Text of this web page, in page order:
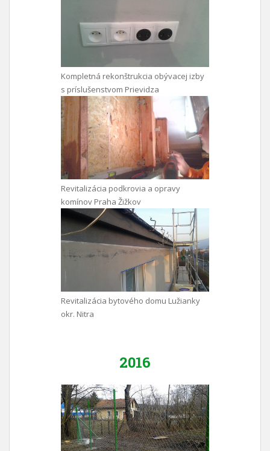
Kompletná rekonštrukcia obývacej izby
s príslušenstvom Prievidza
Revitalizácia podkrovia a opravy
komínov Praha Žižkov
Revitalizácia bytového domu Lužianky
okr. Nitra
2016